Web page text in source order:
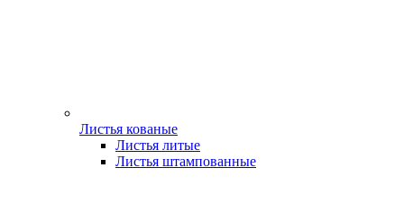
Листья кованые
Листья литые
Листья штампованные